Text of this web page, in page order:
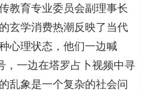
教育专业委员会副理事长
玄学消费热潮反映了当代
心理状态，他们一边喊
，一边在塔罗占卜视频中寻
乱象是一个复杂的社会问